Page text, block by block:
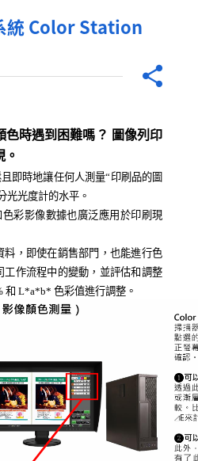
統ColorStation
色時遇到困難嗎？ 圖像列印
。
且即時地讓任何人測量“印刷品的圖
光光度計的水平 。
色彩影像數據也廣泛應用於印刷現
料，即使在銷售部門，也能進行色
工作流程中的變動，並評估和調整
和 L*a*b* 色彩值進行調整 。